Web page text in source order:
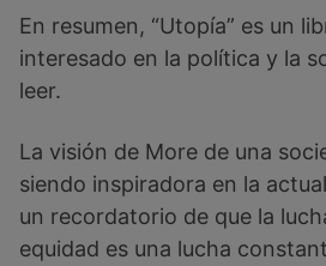
En resumen, “Utopía” es un
interesado en la política y la
leer.
La visión de More de una
siendo inspiradora en la
un recordatorio de que la
equidad es una lucha